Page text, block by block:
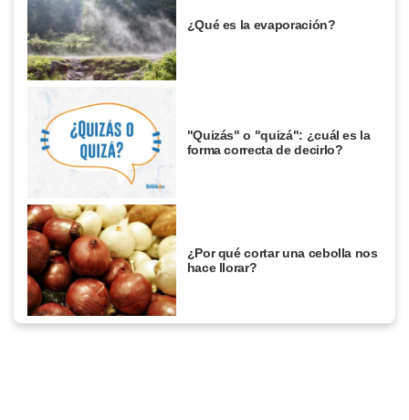
¿Qué es la evaporación?
"Quizás" o "quizá": ¿cuál es la
forma correcta de decirlo?
¿Por qué cortar una cebolla nos
hace llorar?